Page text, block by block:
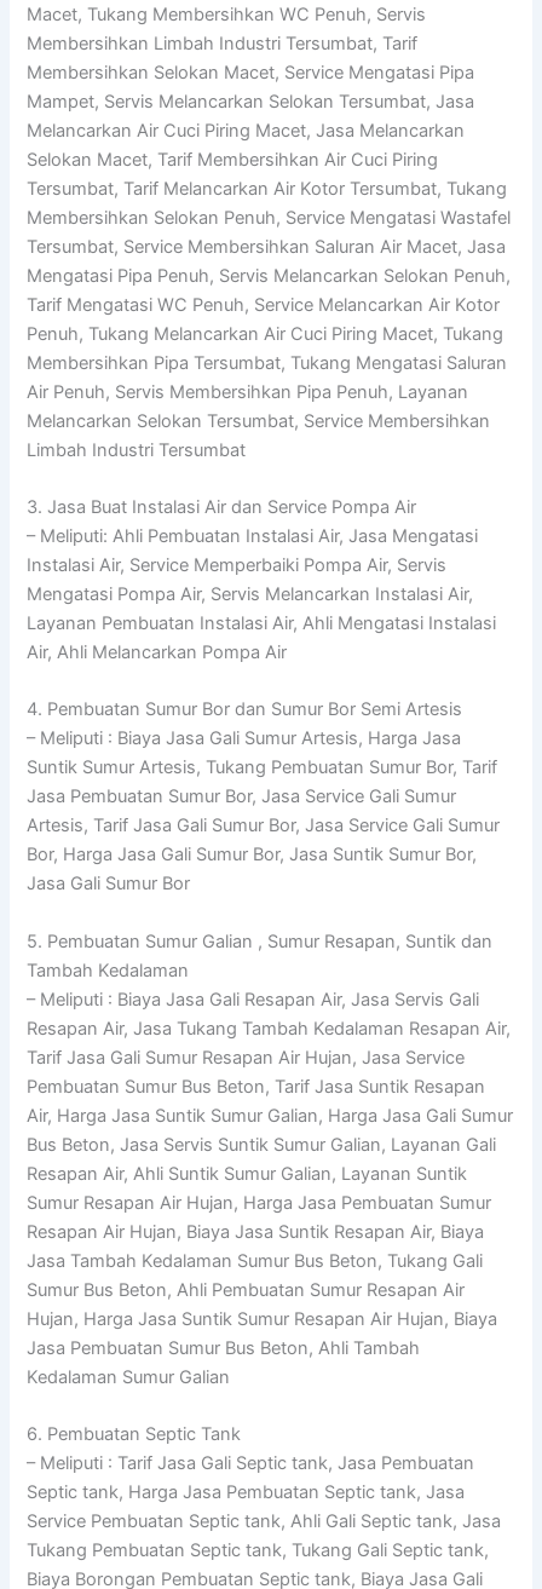
Macet, Tukang Membersihkan WC Penuh, Servis
Membersihkan Limbah Industri Tersumbat, Tarif
Membersihkan Selokan Macet, Service Mengatasi Pipa
Mampet, Servis Melancarkan Selokan Tersumbat, Jasa
Melancarkan Air Cuci Piring Macet, Jasa Melancarkan
Selokan Macet, Tarif Membersihkan Air Cuci Piring
Tersumbat, Tarif Melancarkan Air Kotor Tersumbat, Tukang
Membersihkan Selokan Penuh, Service Mengatasi Wastafel
Tersumbat, Service Membersihkan Saluran Air Macet, Jasa
Mengatasi Pipa Penuh, Servis Melancarkan Selokan Penuh,
Tarif Mengatasi WC Penuh, Service Melancarkan Air Kotor
Penuh, Tukang Melancarkan Air Cuci Piring Macet, Tukang
Membersihkan Pipa Tersumbat, Tukang Mengatasi Saluran
Air Penuh, Servis Membersihkan Pipa Penuh, Layanan
Melancarkan Selokan Tersumbat, Service Membersihkan
Limbah Industri Tersumbat
3. Jasa Buat Instalasi Air dan Service Pompa Air
– Meliputi: Ahli Pembuatan Instalasi Air, Jasa Mengatasi
Instalasi Air, Service Memperbaiki Pompa Air, Servis
Mengatasi Pompa Air, Servis Melancarkan Instalasi Air,
Layanan Pembuatan Instalasi Air, Ahli Mengatasi Instalasi
Air, Ahli Melancarkan Pompa Air
4. Pembuatan Sumur Bor dan Sumur Bor Semi Artesis
– Meliputi : Biaya Jasa Gali Sumur Artesis, Harga Jasa
Suntik Sumur Artesis, Tukang Pembuatan Sumur Bor, Tarif
Jasa Pembuatan Sumur Bor, Jasa Service Gali Sumur
Artesis, Tarif Jasa Gali Sumur Bor, Jasa Service Gali Sumur
Bor, Harga Jasa Gali Sumur Bor, Jasa Suntik Sumur Bor,
Jasa Gali Sumur Bor
5. Pembuatan Sumur Galian , Sumur Resapan, Suntik dan
Tambah Kedalaman
– Meliputi : Biaya Jasa Gali Resapan Air, Jasa Servis Gali
Resapan Air, Jasa Tukang Tambah Kedalaman Resapan Air,
Tarif Jasa Gali Sumur Resapan Air Hujan, Jasa Service
Pembuatan Sumur Bus Beton, Tarif Jasa Suntik Resapan
Air, Harga Jasa Suntik Sumur Galian, Harga Jasa Gali Sumur
Bus Beton, Jasa Servis Suntik Sumur Galian, Layanan Gali
Resapan Air, Ahli Suntik Sumur Galian, Layanan Suntik
Sumur Resapan Air Hujan, Harga Jasa Pembuatan Sumur
Resapan Air Hujan, Biaya Jasa Suntik Resapan Air, Biaya
Jasa Tambah Kedalaman Sumur Bus Beton, Tukang Gali
Sumur Bus Beton, Ahli Pembuatan Sumur Resapan Air
Hujan, Harga Jasa Suntik Sumur Resapan Air Hujan, Biaya
Jasa Pembuatan Sumur Bus Beton, Ahli Tambah
Kedalaman Sumur Galian
6. Pembuatan Septic Tank
– Meliputi : Tarif Jasa Gali Septic tank, Jasa Pembuatan
Septic tank, Harga Jasa Pembuatan Septic tank, Jasa
Service Pembuatan Septic tank, Ahli Gali Septic tank, Jasa
Tukang Pembuatan Septic tank, Tukang Gali Septic tank,
Biaya Borongan Pembuatan Septic tank, Biaya Jasa Gali